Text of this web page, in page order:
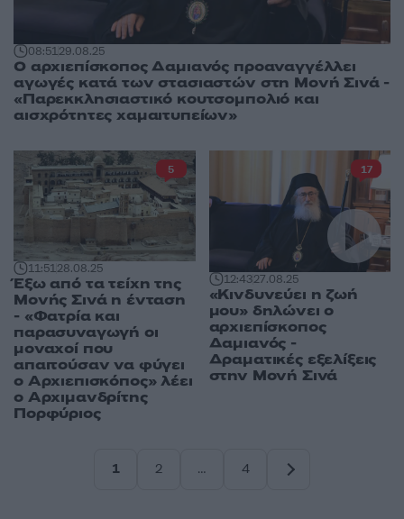
08:5129.08.25
Ο αρχιεπίσκοπος Δαμιανός προαναγγέλλει
αγωγές κατά των στασιαστών στη Μονή Σινά -
«Παρεκκλησιαστικό κουτσομπολιό και
αισχρότητες χαμαιτυπείων»
11:5128.08.25
Έξω από τα τείχη της
Μονής Σινά η ένταση
- «Φατρία και
παρασυναγωγή οι
μοναχοί που
απαιτούσαν να φύγει
ο Αρχιεπισκόπος» λέει
ο Αρχιμανδρίτης
Πορφύριος
5
12:4327.08.25
«Κινδυνεύει η ζωή
μου» δηλώνει ο
αρχιεπίσκοπος
Δαμιανός -
Δραματικές εξελίξεις
στην Μονή Σινά
17
1
2
…
4